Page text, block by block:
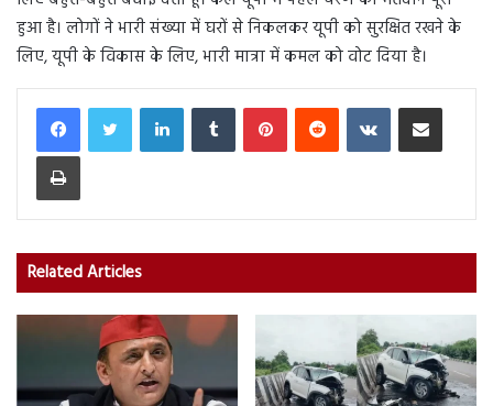
हुआ है। लोगों ने भारी संख्या में घरों से निकलकर यूपी को सुरक्षित रखने के
लिए, यूपी के विकास के लिए, भारी मात्रा में कमल को वोट दिया है।
LinkedInTumblr PinterestReddit VKontakteShare via Email
Print
Related Articles